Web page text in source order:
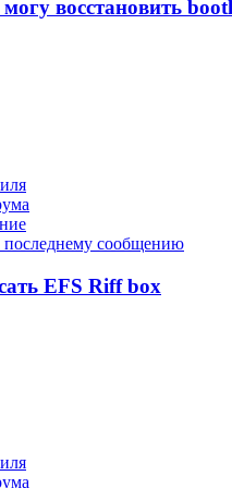
восстановить
EFS Riff box